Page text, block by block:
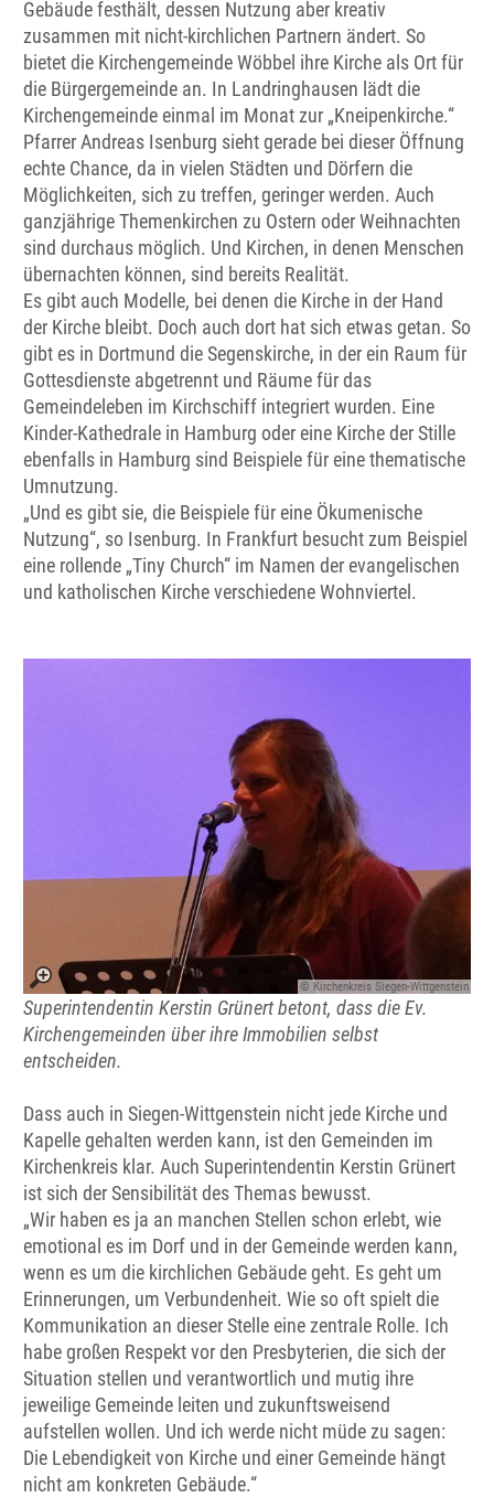
Gebäude festhält, dessen Nutzung aber kreativ
zusammen mit nicht-kirchlichen Partnern ändert. So
bietet die Kirchengemeinde Wöbbel ihre Kirche als Ort für
die Bürgergemeinde an. In Landringhausen lädt die
Kirchengemeinde einmal im Monat zur „Kneipenkirche.“
Pfarrer Andreas Isenburg sieht gerade bei dieser Öffnung
echte Chance, da in vielen Städten und Dörfern die
Möglichkeiten, sich zu treffen, geringer werden. Auch
ganzjährige Themenkirchen zu Ostern oder Weihnachten
sind durchaus möglich. Und Kirchen, in denen Menschen
übernachten können, sind bereits Realität.
Es gibt auch Modelle, bei denen die Kirche in der Hand
der Kirche bleibt. Doch auch dort hat sich etwas getan. So
gibt es in Dortmund die Segenskirche, in der ein Raum für
Gottesdienste abgetrennt und Räume für das
Gemeindeleben im Kirchschiff integriert wurden. Eine
Kinder-Kathedrale in Hamburg oder eine Kirche der Stille
ebenfalls in Hamburg sind Beispiele für eine thematische
Umnutzung.
„Und es gibt sie, die Beispiele für eine Ökumenische
Nutzung“, so Isenburg. In Frankfurt besucht zum Beispiel
eine rollende „Tiny Church“ im Namen der evangelischen
und katholischen Kirche verschiedene Wohnviertel.
© Kirchenkreis Siegen-Wittgenstein
Superintendentin Kerstin Grünert betont, dass die Ev.
Kirchengemeinden über ihre Immobilien selbst
entscheiden.
Dass auch in Siegen-Wittgenstein nicht jede Kirche und
Kapelle gehalten werden kann, ist den Gemeinden im
Kirchenkreis klar. Auch Superintendentin Kerstin Grünert
ist sich der Sensibilität des Themas bewusst.
„Wir haben es ja an manchen Stellen schon erlebt, wie
emotional es im Dorf und in der Gemeinde werden kann,
wenn es um die kirchlichen Gebäude geht. Es geht um
Erinnerungen, um Verbundenheit. Wie so oft spielt die
Kommunikation an dieser Stelle eine zentrale Rolle. Ich
habe großen Respekt vor den Presbyterien, die sich der
Situation stellen und verantwortlich und mutig ihre
jeweilige Gemeinde leiten und zukunftsweisend
aufstellen wollen. Und ich werde nicht müde zu sagen:
Die Lebendigkeit von Kirche und einer Gemeinde hängt
nicht am konkreten Gebäude.“